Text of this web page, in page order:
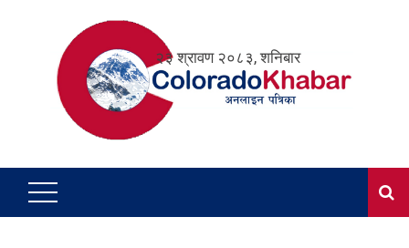
२३ श्रावण २०८३, शनिबार